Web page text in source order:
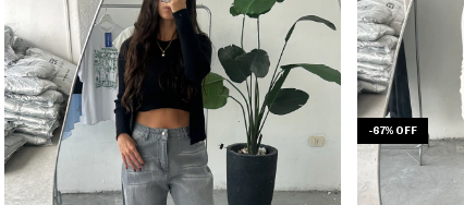
-67% OFF